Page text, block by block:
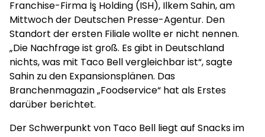
Franchise-Firma İş Holding (ISH), Ilkem Sahin, am
Mittwoch der Deutschen Presse-Agentur. Den
Standort der ersten Filiale wollte er nicht nennen.
„Die Nachfrage ist groß. Es gibt in Deutschland
nichts, was mit Taco Bell vergleichbar ist“, sagte
Sahin zu den Expansionsplänen. Das
Branchenmagazin „Foodservice“ hat als Erstes
darüber berichtet.
Der Schwerpunkt von Taco Bell liegt auf Snacks im